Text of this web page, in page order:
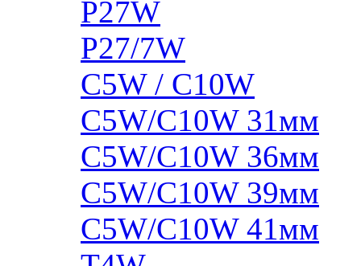
P27W
P27/7W
C5W / C10W
C5W/C10W 31мм
C5W/C10W 36мм
C5W/C10W 39мм
C5W/C10W 41мм